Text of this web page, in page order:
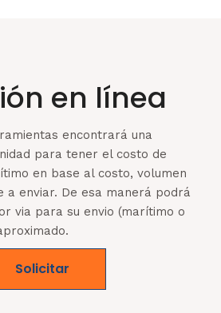
en línea
encontrará una
para tener el costo de
en base al costo, volumen
a enviar. De esa manerá podrá
via para su envio (marítimo o
Solicitar